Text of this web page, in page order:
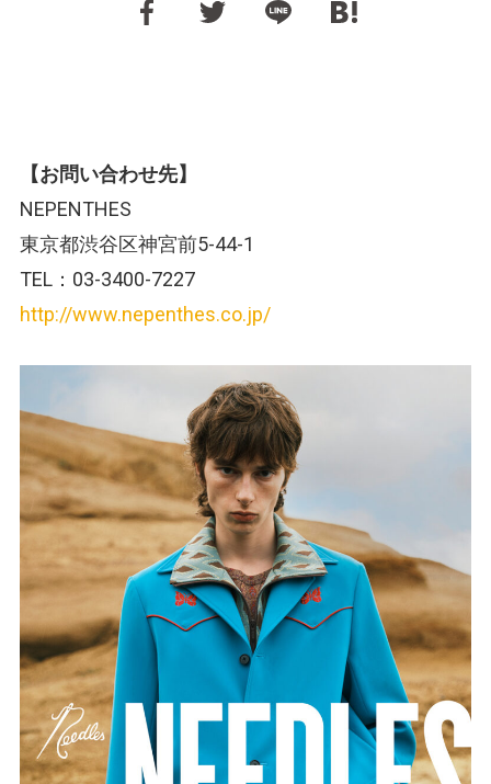
【お問い合わせ先】
NEPENTHES
東京都渋谷区神宮前5-44-1
TEL：03-3400-7227
http://www.nepenthes.co.jp/